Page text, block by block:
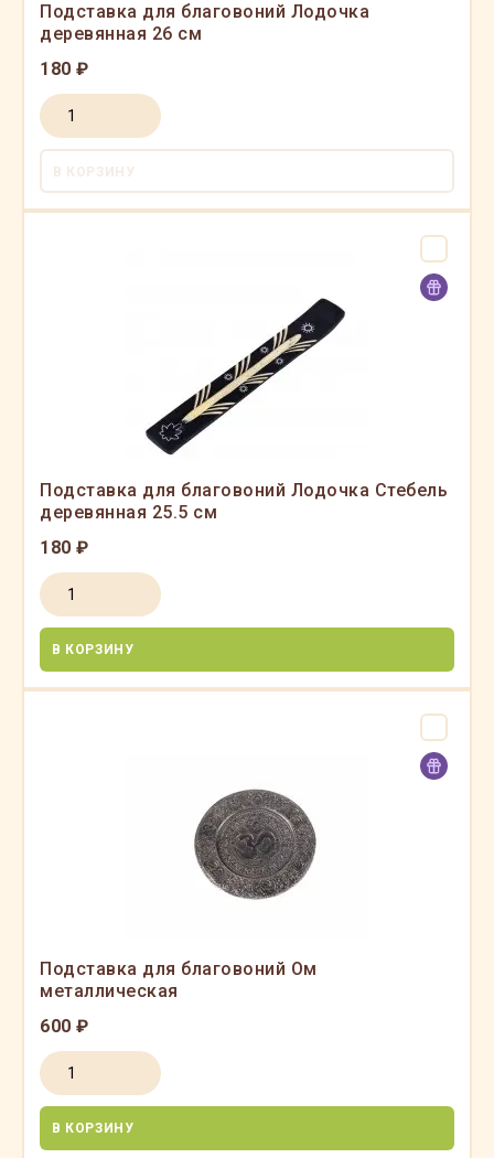
Подставка для благовоний Лодочка
деревянная 26 см
180 ₽
В КОРЗИНУ
Подставка для благовоний Лодочка Стебель
деревянная 25.5 см
180 ₽
В КОРЗИНУ
Подставка для благовоний Ом
металлическая
600 ₽
В КОРЗИНУ